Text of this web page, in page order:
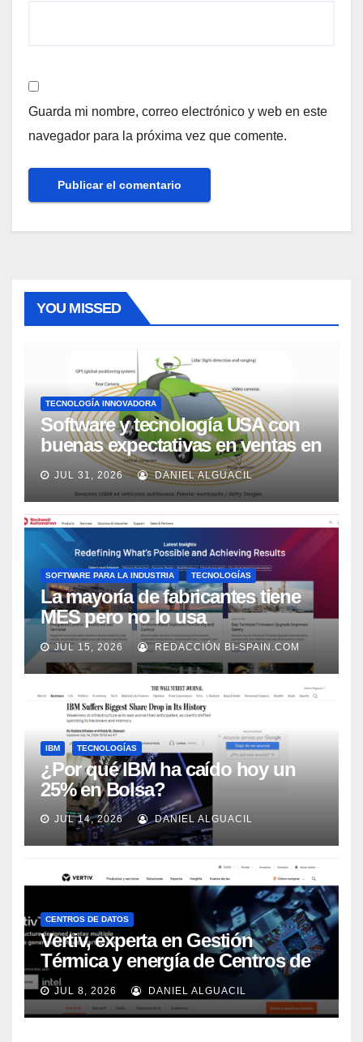
Guarda mi nombre, correo electrónico y web en este
navegador para la próxima vez que comente.
YOU MISSED
TECNOLOGÍA INNOVADORA
Software y tecnología USA con
buenas expectativas en ventas en
los próximos 2 años, según
Market Watch
JUL 31, 2026 DANIEL ALGUACIL
SOFTWARE PARA LA INDUSTRIA TECNOLOGÍAS
La mayoría de fabricantes tiene
MES pero no lo usa
adecuadamente, según Rockwell
Automation
JUL 15, 2026 REDACCIÓN BI-SPAIN.COM
IBM TECNOLOGÍAS
¿Por qué IBM ha caído hoy un
25% en Bolsa?
JUL 14, 2026 DANIEL ALGUACIL
CENTROS DE DATOS
Vertiv, experta en Gestión
Térmica y energía de Centros de
Datos, sigue su crecimiento
imparable
JUL 8, 2026 DANIEL ALGUACIL